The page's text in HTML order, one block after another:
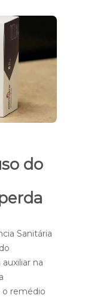
do
Sanitária
na
o remédio